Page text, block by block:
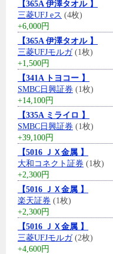
【365A 伊澤タオル 】
三菱UFJ eス (4枚)
+6,000円
【365A 伊澤タオル 】
三菱UFJモルガ(1枚)
+1,500円
【341A トヨコー 】
SMBC日興証券 (1枚)
+14,100円
【335A ミライロ 】
SMBC日興証券 (1枚)
+39,100円
【5016 ＪＸ金属 】
大和コネクト証券 (1枚)
+2,300円
【5016 ＪＸ金属 】
楽天証券 (1枚)
+2,300円
【5016 ＪＸ金属 】
三菱UFJモルガ(2枚)
+4,600円